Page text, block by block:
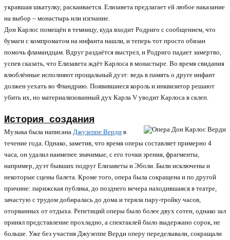
укравшая шкатулку, раскаивается. Елизавета предлагает ей любое наказание
на выбор – монастырь или изгнание.
Дон Карлос помещён в темницу, куда входит Родриго с сообщением, что
бумаги с компроматом на инфанта нашли, и теперь тот просто обязан
помочь фламандцам. Вдруг раздаётся выстрел, и Родриго падает замертво,
успев сказать, что Елизавета ждёт Карлоса в монастыре. Во время свидания
влюблённые исполняют прощальный дуэт: ведь в память о друге инфант
должен уехать во Фландрию. Появившиеся король и инквизитор решают
убить их, но материализованный дух Карла V уводит Карлоса в склеп.
История создания
Музыка была написана Джузеппе Верди в
течение года. Однако, заметив, что время оперы составляет примерно 4
часа, он удалил наименее значимые, с его точки зрения, фрагменты,
например, дуэт бывших подруг Елизаветы и Эболи. Были исключены и
некоторые сцены балета. Кроме того, опера была сокращена и по другой
причине: парижская публика, до позднего вечера находившаяся в театре,
зачастую с трудом добиралась до дома и теряла пару-тройку часов,
оторванных от отдыха. Репетиций оперы было более двух сотен, однако зал
принял представление прохладно, а спектаклей было выдержано сорок, не
больше. Уже без участия Джузеппе Верди оперу переделывали, сокращали